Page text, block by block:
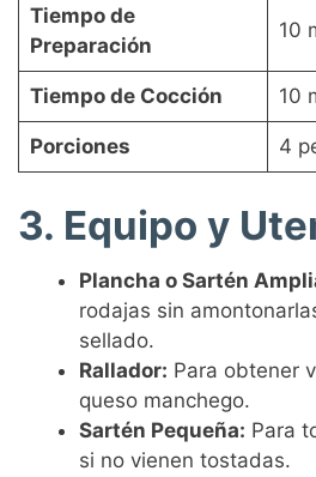
Tiempo de
Preparación
10
Tiempo de Cocción 10
Porciones 4
3. Equipo y
Plancha o Sartén
rodajas sin
sellado.
Rallador: Para obtener
queso manchego.
Sartén Pequeña: Para
si no vienen tostadas.